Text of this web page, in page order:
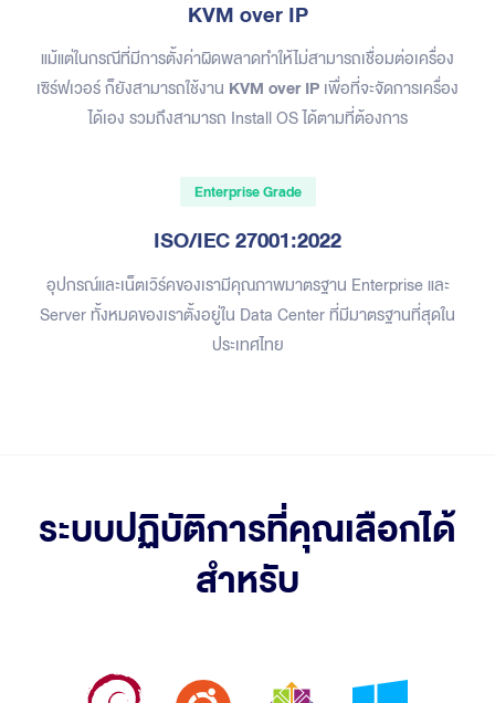
KVM over IP
แม้แต่ในกรณีที่มีการตั้งค่าผิดพลาดทำให้ไม่สามารถเชื่อมต่อเครื่อง
เซิร์ฟเวอร์ ก็ยังสามารถใช้งาน KVM over IP เพื่อที่จะจัดการเครื่อง
ได้เอง รวมถึงสามารถ Install OS ได้ตามที่ต้องการ
Enterprise Grade
ISO/IEC 27001:2022
อุปกรณ์และเน็ตเวิร์คของเรามีคุณภาพมาตรฐาน Enterprise และ
Server ทั้งหมดของเราตั้งอยู่ใน Data Center ที่มีมาตรฐานที่สุดใน
ประเทศไทย
ระบบปฏิบัติการที่คุณเลือกได้
สำหรับ